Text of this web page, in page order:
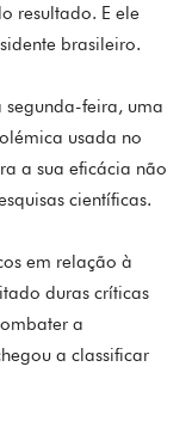
resultado. E ele
brasileiro.
segunda-feira, uma
usada no
a sua eficácia não
científicas.
em relação à
duras críticas
a
a classificar